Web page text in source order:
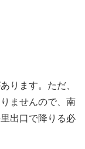
ります。ただ、
ませんので、南
出口で降りる必